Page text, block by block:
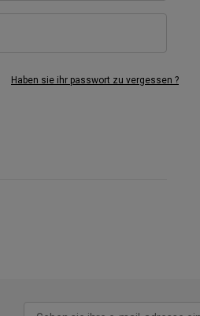
Haben sie ihr passwort zu vergessen ?